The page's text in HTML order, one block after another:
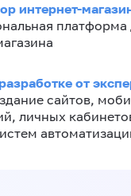
интернет-
платформа
от
сайтов,
личных